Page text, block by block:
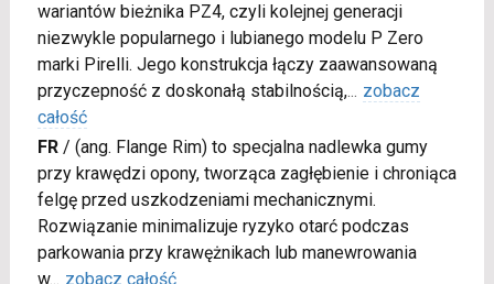
wariantów bieżnika PZ4, czyli kolejnej generacji
niezwykle popularnego i lubianego modelu P Zero
marki Pirelli. Jego konstrukcja łączy zaawansowaną
przyczepność z doskonałą stabilnością,... zobacz
całość
FR/ (ang. Flange Rim) to specjalna nadlewka gumy
przy krawędzi opony, tworząca zagłębienie i chroniąca
felgę przed uszkodzeniami mechanicznymi.
Rozwiązanie minimalizuje ryzyko otarć podczas
parkowania przy krawężnikach lub manewrowania
w... zobacz całość